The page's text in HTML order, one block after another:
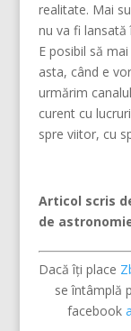
realitate. Mai
nu va fi lansată
E posibil să
asta, când e
urmărim
curent cu
spre viitor, cu
Articol scris
de
Dacă îți place
se întâmplă
facebook